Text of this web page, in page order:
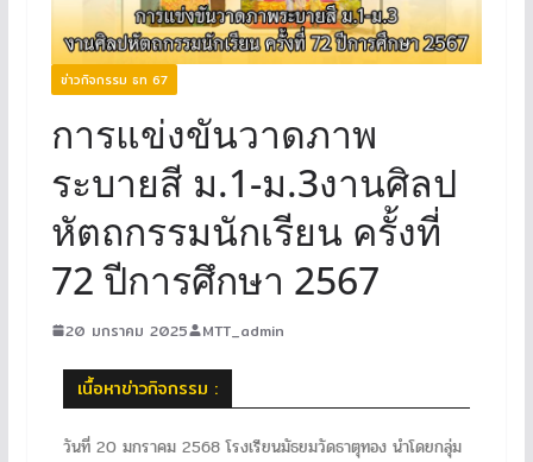
ข่าวกิจกรรม ธท 67
การแข่งขันวาดภาพ
ระบายสี ม.1-ม.3งานศิลป
หัตถกรรมนักเรียน ครั้งที่
72 ปีการศึกษา 2567
20 มกราคม 2025 MTT_admin
เนื้อหาข่าวกิจกรรม :
วันที่ 20 มกราคม 2568 โรงเรียนมัธยมวัดธาตุทอง นำโดยกลุ่ม